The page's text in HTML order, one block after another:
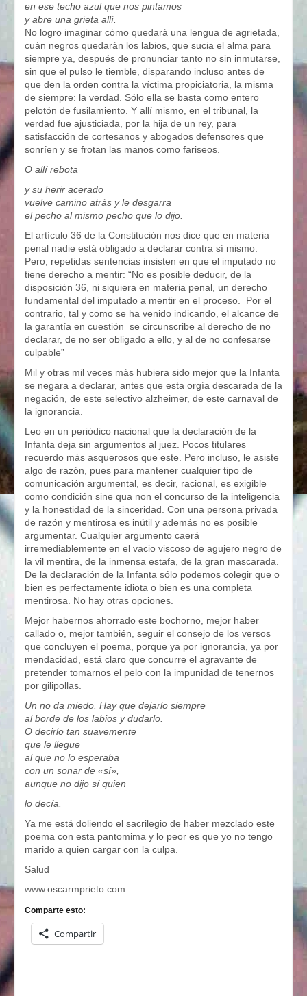
en ese techo azul que nos pintamos
y abre una grieta allí.
No logro imaginar cómo quedará una lengua de agrietada,
cuán negros quedarán los labios, que sucia el alma para
siempre ya, después de pronunciar tanto no sin inmutarse,
sin que el pulso le tiemble, disparando incluso antes de
que den la orden contra la víctima propiciatoria, la misma
de siempre: la verdad. Sólo ella se basta como entero
pelotón de fusilamiento. Y allí mismo, en el tribunal, la
verdad fue ajusticiada, por la hija de un rey, para
satisfacción de cortesanos y abogados defensores que
sonríen y se frotan las manos como fariseos.
O allí rebota
y su herir acerado
vuelve camino atrás y le desgarra
el pecho al mismo pecho que lo dijo.
El artículo 36 de la Constitución nos dice que en materia
penal nadie está obligado a declarar contra sí mismo.
Pero, repetidas sentencias insisten en que el imputado no
tiene derecho a mentir: “No es posible deducir, de la
disposición 36, ni siquiera en materia penal, un derecho
fundamental del imputado a mentir en el proceso. Por el
contrario, tal y como se ha venido indicando, el alcance de
la garantía en cuestión se circunscribe al derecho de no
declarar, de no ser obligado a ello, y al de no confesarse
culpable”
Mil y otras mil veces más hubiera sido mejor que la Infanta
se negara a declarar, antes que esta orgía descarada de la
negación, de este selectivo alzheimer, de este carnaval de
la ignorancia.
Leo en un periódico nacional que la declaración de la
Infanta deja sin argumentos al juez. Pocos titulares
recuerdo más asquerosos que este. Pero incluso, le asiste
algo de razón, pues para mantener cualquier tipo de
comunicación argumental, es decir, racional, es exigible
como condición sine qua non el concurso de la inteligencia
y la honestidad de la sinceridad. Con una persona privada
de razón y mentirosa es inútil y además no es posible
argumentar. Cualquier argumento caerá
irremediablemente en el vacio viscoso de agujero negro de
la vil mentira, de la inmensa estafa, de la gran mascarada.
De la declaración de la Infanta sólo podemos colegir que o
bien es perfectamente idiota o bien es una completa
mentirosa. No hay otras opciones.
Mejor habernos ahorrado este bochorno, mejor haber
callado o, mejor también, seguir el consejo de los versos
que concluyen el poema, porque ya por ignorancia, ya por
mendacidad, está claro que concurre el agravante de
pretender tomarnos el pelo con la impunidad de tenernos
por gilipollas.
Un no da miedo. Hay que dejarlo siempre
al borde de los labios y dudarlo.
O decirlo tan suavemente
que le llegue
al que no lo esperaba
con un sonar de «sí»,
aunque no dijo sí quien
lo decía.
Ya me está doliendo el sacrilegio de haber mezclado este
poema con esta pantomima y lo peor es que yo no tengo
marido a quien cargar con la culpa.
Salud
www.oscarmprieto.com
Comparte esto:
Compartir